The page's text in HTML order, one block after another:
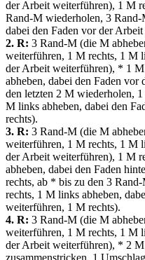
der Arbeit weiterführen), 1 M
Rand-M wiederholen, 3
dabei den Faden vor der
2. R: 3 Rand-M (die M
weiterführen, 1 M rechts, 1 M
der Arbeit weiterführen), * 1
abheben, dabei den Faden
den letzten 2 M wiederholen,
M links abheben, dabei den
rechts).
3. R: 3 Rand-M (die M
weiterführen, 1 M rechts, 1 M
der Arbeit weiterführen), 1 M
abheben, dabei den Faden
rechts, ab * bis zu den 3
rechts, 1 M links abheben,
weiterführen, 1 M rechts).
4. R: 3 Rand-M (die M
weiterführen, 1 M rechts, 1 M
der Arbeit weiterführen), * 2 M